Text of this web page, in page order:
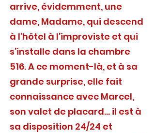
arrive, évidemment, une
dame, Madame, qui descend
à l’hôtel à l’improviste et qui
s’installe dans la chambre
516. A ce moment-là, et à sa
grande surprise, elle fait
connaissance avec Marcel,
son valet de placard… il est à
sa disposition 24/24 et